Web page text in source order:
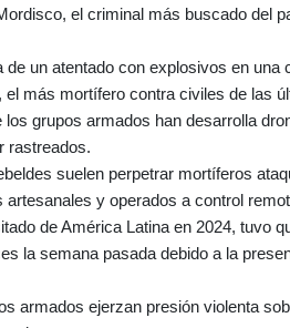
el criminal más buscado del
un atentado con explosivos en una
más mortífero contra civiles de las
grupos armados han desarrolla
rastreados.
suelen perpetrar mortíferos
y operados a control
de América Latina en 2024, tuvo
la semana pasada debido a la
armados ejerzan presión violenta